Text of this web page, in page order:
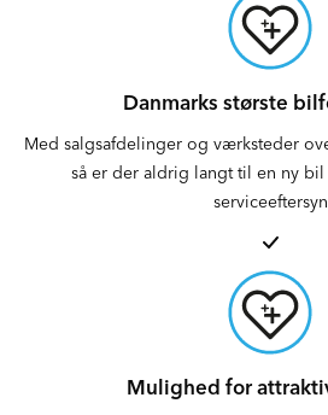
Danmarks største
Med salgsafdelinger og værksteder
så er der aldrig langt til en ny
serviceeftersyn
Mulighed for